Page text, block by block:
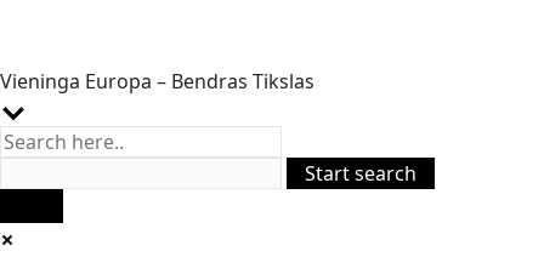
Vieninga Europa – Bendras Tikslas